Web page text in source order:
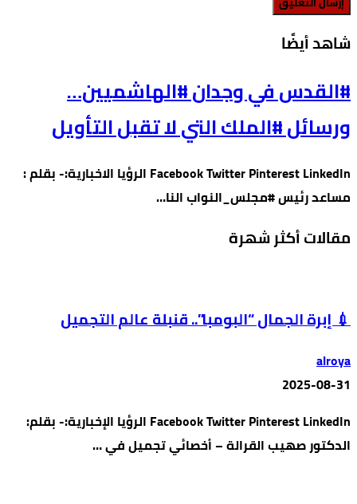
‫شاهد أيضًا‬
#القدس في وجدان #الهاشميين…
ورسائل #الملك التي لا تقبل التأويل
Facebook Twitter Pinterest LinkedIn الرؤيا الاخبارية:- بقلم :
مساعد رئيس #مجلس_النواب النا…
مقالات أكثر شهرة
💉 إبرة الجمال “البومبا”.. قنبلة عالم التجميل
alroya
2025-08-31
Facebook Twitter Pinterest LinkedIn الرؤيا الإخبارية:- بقلم:
الدكتور صهيب القرالة – أخصائي تجميل في …